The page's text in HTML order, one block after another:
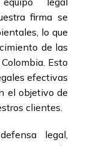
firma se
lo que
de las
Esto
efectivas
el objetivo de
clientes.
legal,